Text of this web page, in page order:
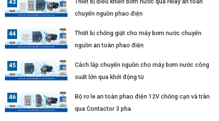
chuyển nguồn phao điện
Thiết bị chống giật cho máy bơm nước chuyển
nguồn an toàn phao điện
Cách lắp chuyển nguồn cho máy bơm nước công
suất lớn qua khởi động từ
Bộ rơ le an toàn phao điện 12V chống cạn và tràn
qua Contactor 3 pha